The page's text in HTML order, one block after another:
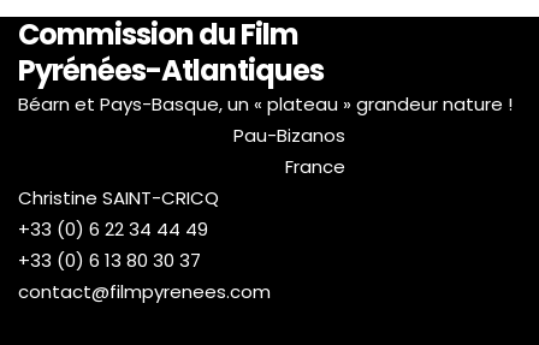
Commission du Film
Pyrénées-Atlantiques
Béarn et Pays-Basque, un « plateau » grandeur nature !
Pau-Bizanos
France
Christine SAINT-CRICQ
+33 (0) 6 22 34 44 49
+33 (0) 6 13 80 30 37
contact@filmpyrenees.com